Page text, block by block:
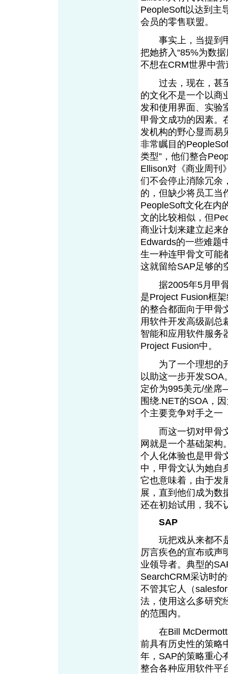
PeopleSoft以达到
会员的零售联盟。
事实上，当提到甲
把她挤入“85%为数
不想在CRM世界中
过去，现在，甚至
的文化不是一个以商
发和使用界面、实验
甲骨文成功的因素。
发机构的野心显而易
非常瞩目的
类型”，他们整合
Ellison对《商业周刊
们不会停止消除冗余
的，但缺少将员工当
PeopleSoft文化在
文的比较相似，但
商业计划来建立起来
Edwards的一些难题
生一种连甲骨文可能
这就留给SAP足够的
据2005年5月甲骨
是Project Fusion框
的整合都面向于甲骨
用软件开发高级副总
智能和应用软件服务
Project Fusion中。
为了一个理想的开
以助这一步开发SOA
定价为995美元/坐
围绕.NET的SOA，
个主要竞争对手之
而这一切对甲骨文
网就是一个基础架构
个人化体验也是甲骨
中，甲骨文认为她自
它也意味着，由于发
展，直到他们成为数
还在初始试用，我不
SAP
玩把戏从来都不是
厉言疾色的宣布或声
业领导者。典型的
SearchCRM采访时
不管其它人（
法，使用这么多研
的范围内。
在Bill McDermott
前具有历史性的策略
年，SAP的策略重心
整合各种应用软件平